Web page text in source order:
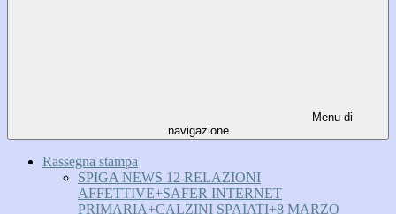
Menu di
navigazione
Rassegna stampa
SPIGA NEWS 12 RELAZIONI
AFFETTIVE+SAFER INTERNET
PRIMARIA+CALZINI SPAIATI+8 MARZO